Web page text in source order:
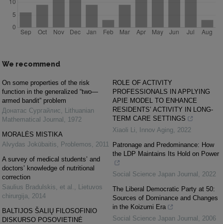
We recommend
On some properties of the risk
function in the generalized “two—
armed bandit” problem
Донатас Сургайлис
Lithuanian
Mathematical Journal
1972
MORALĖS MISTIKA
Alvydas Jokūbaitis
Problemos
2011
A survey of medical students’ and
doctors’ knowledge of nutritional
correction
Saulius Bradulskis, et al.
Lietuvos
chirurgija
2014
BALTIJOS ŠALIŲ FILOSOFINIO
DISKURSO POSOVIETINĖ
ROLE OF ACTIVITY
PROFESSIONALS IN APPLYING
APIE MODEL TO ENHANCE
RESIDENTS’ ACTIVITY IN LONG-
TERM CARE SETTINGS
Xiaoli Li
Innov Aging
2022
Patronage and Predominance: How
the LDP Maintains Its Hold on Power
Social Science Japan Journal
2022
The Liberal Democratic Party at 50:
Sources of Dominance and Changes
in the Koizumi Era
Social Science Japan Journal
2006